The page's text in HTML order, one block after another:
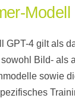
Modell
GPT-4 gilt als
Bild- als
sowie